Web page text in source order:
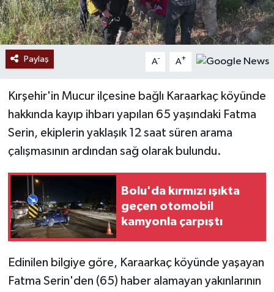
Paylaş A- A+
Kırşehir'in Mucur ilçesine bağlı Karaarkaç köyünde
hakkında kayıp ihbarı yapılan 65 yaşındaki Fatma
Serin, ekiplerin yaklaşık 12 saat süren arama
çalışmasının ardından sağ olarak bulundu.
Bolu'da kırmızı ışıkta
geçen otomobil
kamyonla çarpıştı
Edinilen bilgiye göre, Karaarkaç köyünde yaşayan
Fatma Serin'den (65) haber alamayan yakınlarının